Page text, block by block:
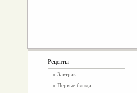
Рецепты
» Завтрак
» Первые блюда